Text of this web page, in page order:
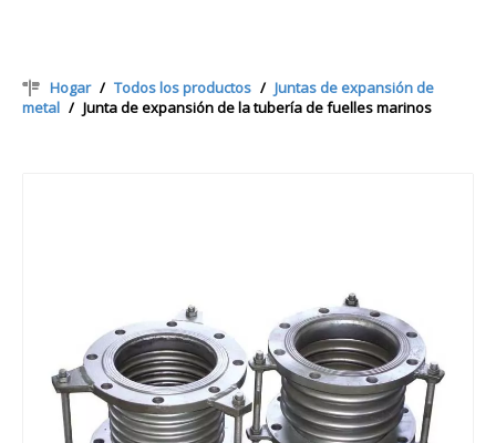
Hogar / Todos los productos / Juntas de expansión de
metal / Junta de expansión de la tubería de fuelles marinos